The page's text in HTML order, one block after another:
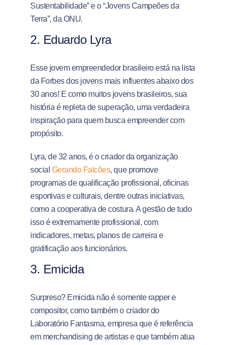
Sustentabilidade” e o “Jovens Campeões da
Terra”, da ONU.
2. Eduardo Lyra
Esse jovem empreendedor brasileiro está na lista
da Forbes dos jovens mais influentes abaixo dos
30 anos! E como muitos jovens brasileiros, sua
história é repleta de superação, uma verdadeira
inspiração para quem busca empreender com
propósito.
Lyra, de 32 anos, é o criador da organização
social Gerando Falcões, que promove
programas de qualificação profissional, oficinas
esportivas e culturais, dentre outras iniciativas,
como a cooperativa de costura. A gestão de tudo
isso é extremamente profissional, com
indicadores, metas, planos de carreira e
gratificação aos funcionários.
3. Emicida
Surpreso? Emicida não é somente rapper e
compositor, como também o criador do
Laboratório Fantasma, empresa que é referência
em merchandising de artistas e que também atua